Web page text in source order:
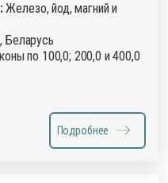
Железо, йод, магний и
по 100,0; 200,0 и 400,0
Подробнее